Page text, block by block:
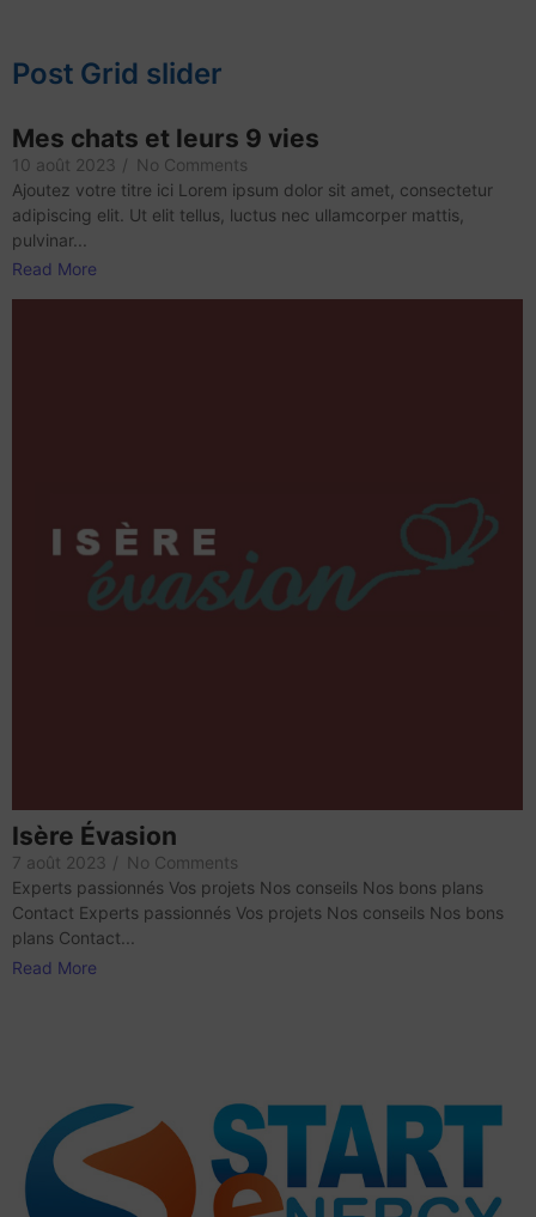
Post Grid slider
Mes chats et leurs 9 vies
10 août 2023 / No Comments
Ajoutez votre titre ici Lorem ipsum dolor sit amet, consectetur
adipiscing elit. Ut elit tellus, luctus nec ullamcorper mattis,
pulvinar...
Read More
Isère Évasion
7 août 2023 / No Comments
Experts passionnés Vos projets Nos conseils Nos bons plans
Contact Experts passionnés Vos projets Nos conseils Nos bons
plans Contact...
Read More